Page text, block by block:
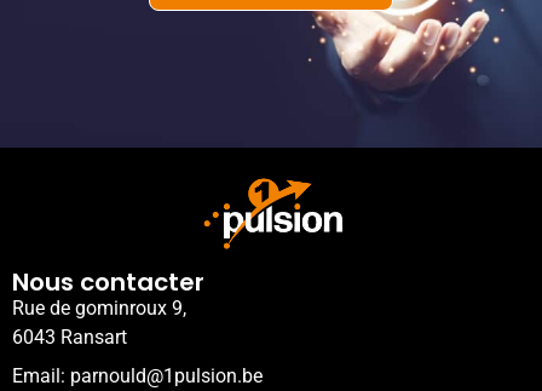
Nous contacter
Rue de gominroux 9,
6043 Ransart
Email: parnould@1pulsion.be